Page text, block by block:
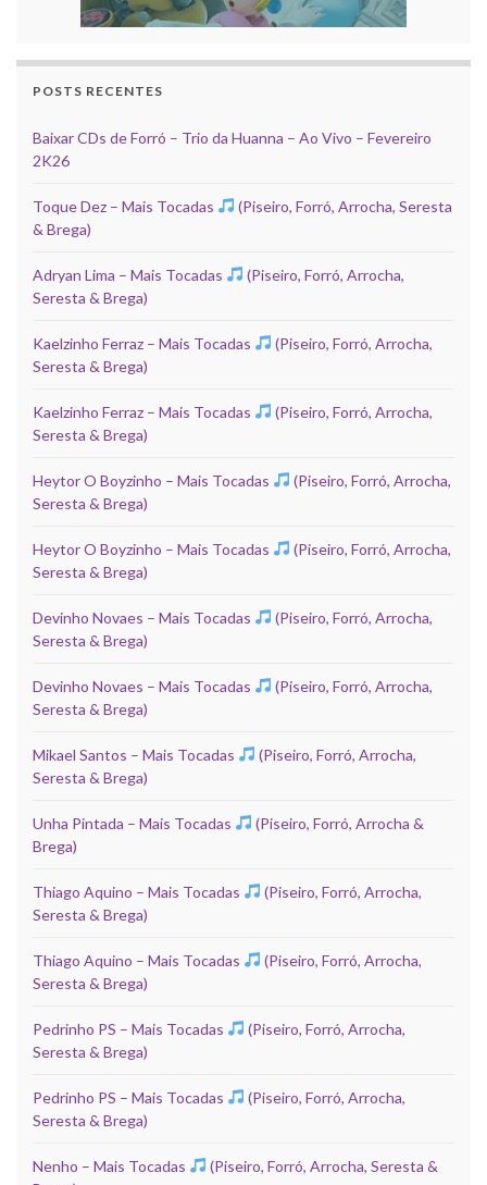
POSTS RECENTES
Baixar CDs de Forró – Trio da Huanna – Ao Vivo – Fevereiro
2K26
Toque Dez – Mais Tocadas
(Piseiro, Forró, Arrocha, Seresta
& Brega)
Adryan Lima – Mais Tocadas
(Piseiro, Forró, Arrocha,
Seresta & Brega)
Kaelzinho Ferraz – Mais Tocadas
(Piseiro, Forró, Arrocha,
Seresta & Brega)
Kaelzinho Ferraz – Mais Tocadas
(Piseiro, Forró, Arrocha,
Seresta & Brega)
Heytor O Boyzinho – Mais Tocadas
(Piseiro, Forró, Arrocha,
Seresta & Brega)
Heytor O Boyzinho – Mais Tocadas
(Piseiro, Forró, Arrocha,
Seresta & Brega)
Devinho Novaes – Mais Tocadas
(Piseiro, Forró, Arrocha,
Seresta & Brega)
Devinho Novaes – Mais Tocadas
(Piseiro, Forró, Arrocha,
Seresta & Brega)
Mikael Santos – Mais Tocadas
(Piseiro, Forró, Arrocha,
Seresta & Brega)
Unha Pintada – Mais Tocadas
(Piseiro, Forró, Arrocha &
Brega)
Thiago Aquino – Mais Tocadas
(Piseiro, Forró, Arrocha,
Seresta & Brega)
Thiago Aquino – Mais Tocadas
(Piseiro, Forró, Arrocha,
Seresta & Brega)
Pedrinho PS – Mais Tocadas
(Piseiro, Forró, Arrocha,
Seresta & Brega)
Pedrinho PS – Mais Tocadas
(Piseiro, Forró, Arrocha,
Seresta & Brega)
Nenho – Mais Tocadas
(Piseiro, Forró, Arrocha, Seresta &